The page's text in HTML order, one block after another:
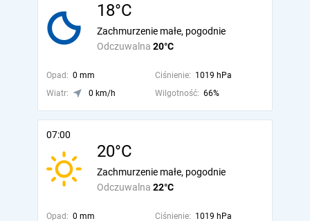
18°C
Odczuwalna 20°C
Zachmurzenie małe, pogodnie
Opad: 0 mm Ciśnienie: 1019 hPa
Wiatr:
0 km/h Wilgotność: 66%
07:00
20°C
Odczuwalna 22°C
Zachmurzenie małe, pogodnie
Opad: 0 mm Ciśnienie: 1019 hPa